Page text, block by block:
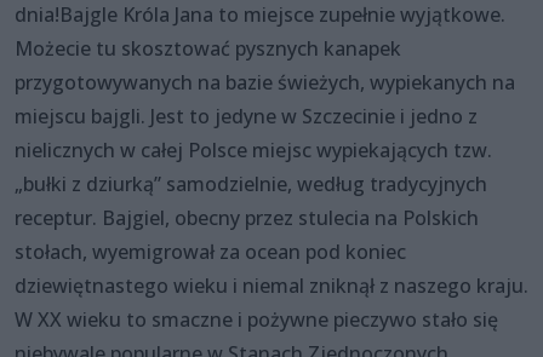
dnia!Bajgle Króla Jana to miejsce zupełnie wyjątkowe.
Możecie tu skosztować pysznych kanapek
przygotowywanych na bazie świeżych, wypiekanych na
miejscu bajgli. Jest to jedyne w Szczecinie i jedno z
nielicznych w całej Polsce miejsc wypiekających tzw.
„bułki z dziurką” samodzielnie, według tradycyjnych
receptur. Bajgiel, obecny przez stulecia na Polskich
stołach, wyemigrował za ocean pod koniec
dziewiętnastego wieku i niemal zniknął z naszego kraju.
W XX wieku to smaczne i pożywne pieczywo stało się